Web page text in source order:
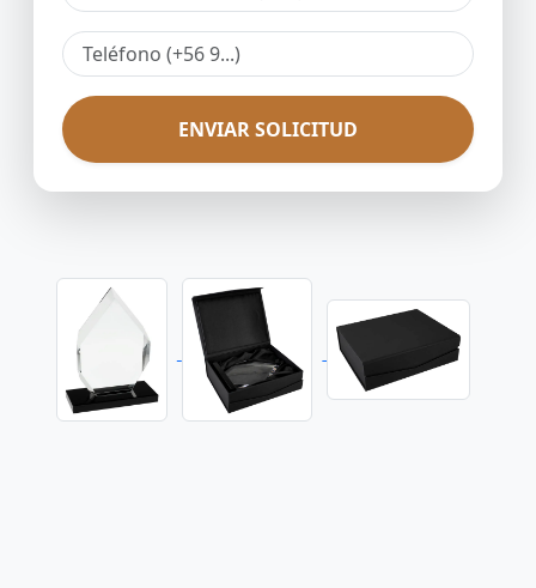
ENVIAR SOLICITUD